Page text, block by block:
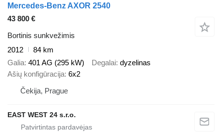
Mercedes-Benz AXOR 2540
43 800 €
Bortinis sunkvežimis
2012
84 km
Galia 401 AG (295 kW) Degalai dyzelinas
Ašių konfigūracija 6x2
Čekija, Prague
EAST WEST 24 s.r.o.